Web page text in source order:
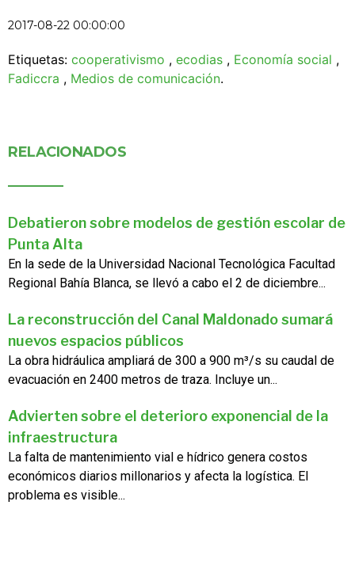
2017-08-22 00:00:00
Etiquetas: cooperativismo , ecodias , Economía social ,
Fadiccra , Medios de comunicación.
RELACIONADOS
Debatieron sobre modelos de gestión escolar de
Punta Alta
En la sede de la Universidad Nacional Tecnológica Facultad
Regional Bahía Blanca, se llevó a cabo el 2 de diciembre...
La reconstrucción del Canal Maldonado sumará
nuevos espacios públicos
La obra hidráulica ampliará de 300 a 900 m³/s su caudal de
evacuación en 2400 metros de traza. Incluye un...
Advierten sobre el deterioro exponencial de la
infraestructura
La falta de mantenimiento vial e hídrico genera costos
económicos diarios millonarios y afecta la logística. El
problema es visible...